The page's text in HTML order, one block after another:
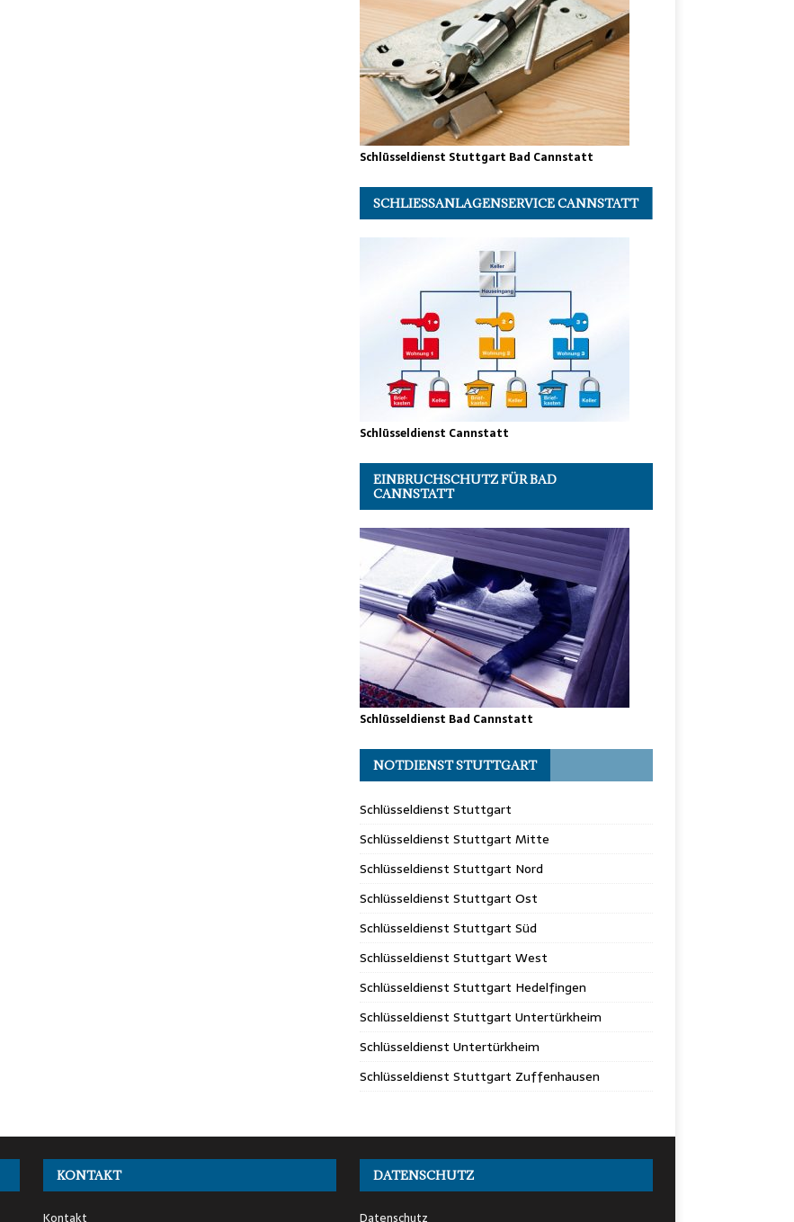
Schlüsseldienst Stuttgart Bad Cannstatt
SCHLIESSANLAGENSERVICE CANNSTATT
Schlüsseldienst Cannstatt
EINBRUCHSCHUTZ FÜR BAD
CANNSTATT
Schlüsseldienst Bad Cannstatt
NOTDIENST STUTTGART
Schlüsseldienst Stuttgart
Schlüsseldienst Stuttgart Mitte
Schlüsseldienst Stuttgart Nord
Schlüsseldienst Stuttgart Ost
Schlüsseldienst Stuttgart Süd
Schlüsseldienst Stuttgart West
Schlüsseldienst Stuttgart Hedelfingen
Schlüsseldienst Stuttgart Untertürkheim
Schlüsseldienst Untertürkheim
Schlüsseldienst Stuttgart Zuffenhausen
KONTAKT
Kontakt
DATENSCHUTZ
Datenschutz